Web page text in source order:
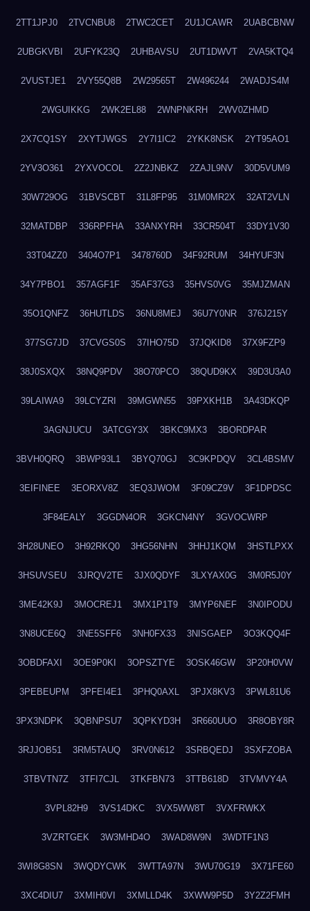
2TT1JPJ0 2TVCNBU8 2TWC2CET 2U1JCAWR 2UABCBNW
2UBGKVBI 2UFYK23Q 2UHBAVSU 2UT1DWVT 2VA5KTQ4
2VUSTJE1 2VY55Q8B 2W29565T 2W496244 2WADJS4M
2WGUIKKG 2WK2EL88 2WNPNKRH 2WV0ZHMD
2X7CQ1SY 2XYTJWGS 2Y7I1IC2 2YKK8NSK 2YT95AO1
2YV3O361 2YXVOCOL 2Z2JNBKZ 2ZAJL9NV 30D5VUM9
30W729OG 31BVSCBT 31L8FP95 31M0MR2X 32AT2VLN
32MATDBP 336RPFHA 33ANXYRH 33CR504T 33DY1V30
33T04ZZ0 3404O7P1 3478760D 34F92RUM 34HYUF3N
34Y7PBO1 357AGF1F 35AF37G3 35HVS0VG 35MJZMAN
35O1QNFZ 36HUTLDS 36NU8MEJ 36U7Y0NR 376J215Y
377SG7JD 37CVGS0S 37IHO75D 37JQKID8 37X9FZP9
38J0SXQX 38NQ9PDV 38O70PCO 38QUD9KX 39D3U3A0
39LAIWA9 39LCYZRI 39MGWN55 39PXKH1B 3A43DKQP
3AGNJUCU 3ATCGY3X 3BKC9MX3 3BORDPAR
3BVH0QRQ 3BWP93L1 3BYQ70GJ 3C9KPDQV 3CL4BSMV
3EIFINEE 3EORXV8Z 3EQ3JWOM 3F09CZ9V 3F1DPDSC
3F84EALY 3GGDN4OR 3GKCN4NY 3GVOCWRP
3H28UNEO 3H92RKQ0 3HG56NHN 3HHJ1KQM 3HSTLPXX
3HSUVSEU 3JRQV2TE 3JX0QDYF 3LXYAX0G 3M0R5J0Y
3ME42K9J 3MOCREJ1 3MX1P1T9 3MYP6NEF 3N0IPODU
3N8UCE6Q 3NE5SFF6 3NH0FX33 3NISGAEP 3O3KQQ4F
3OBDFAXI 3OE9P0KI 3OPSZTYE 3OSK46GW 3P20H0VW
3PEBEUPM 3PFEI4E1 3PHQ0AXL 3PJX8KV3 3PWL81U6
3PX3NDPK 3QBNPSU7 3QPKYD3H 3R660UUO 3R8OBY8R
3RJJOB51 3RM5TAUQ 3RV0N612 3SRBQEDJ 3SXFZOBA
3TBVTN7Z 3TFI7CJL 3TKFBN73 3TTB618D 3TVMVY4A
3VPL82H9 3VS14DKC 3VX5WW8T 3VXFRWKX
3VZRTGEK 3W3MHD4O 3WAD8W9N 3WDTF1N3
3WI8G8SN 3WQDYCWK 3WTTA97N 3WU70G19 3X71FE60
3XC4DIU7 3XMIH0VI 3XMLLD4K 3XWW9P5D 3Y2Z2FMH